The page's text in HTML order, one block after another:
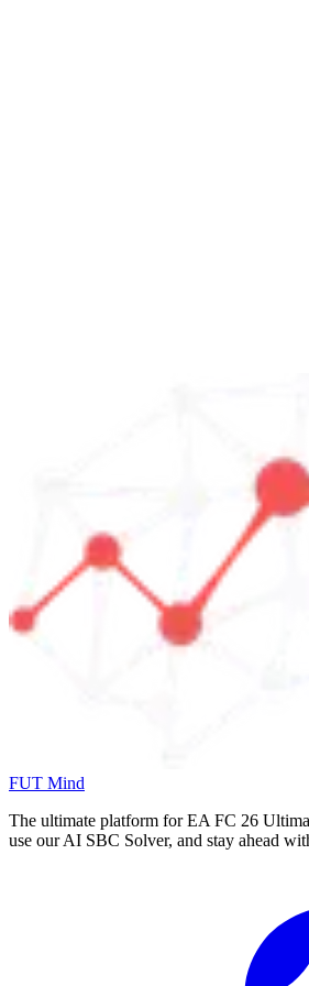
FUT Mind
The ultimate platform for EA FC 26
use our AI SBC Solver, and stay ahead